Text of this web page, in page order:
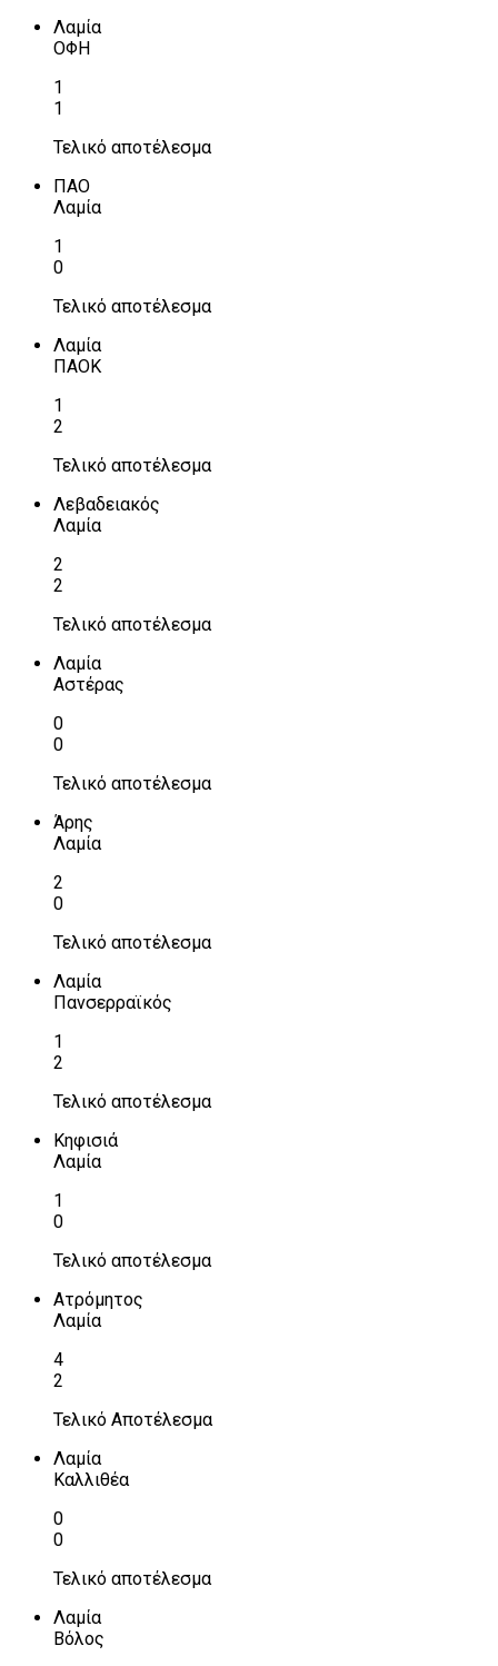
Λαμία
ΟΦΗ
1
1
Τελικό αποτέλεσμα
ΠΑΟ
Λαμία
1
0
Τελικό αποτέλεσμα
Λαμία
ΠΑΟΚ
1
2
Τελικό αποτέλεσμα
Λεβαδειακός
Λαμία
2
2
Τελικό αποτέλεσμα
Λαμία
Αστέρας
0
0
Τελικό αποτέλεσμα
Άρης
Λαμία
2
0
Τελικό αποτέλεσμα
Λαμία
Πανσερραϊκός
1
2
Τελικό αποτέλεσμα
Κηφισιά
Λαμία
1
0
Τελικό αποτέλεσμα
Ατρόμητος
Λαμία
4
2
Τελικό Αποτέλεσμα
Λαμία
Καλλιθέα
0
0
Τελικό αποτέλεσμα
Λαμία
Βόλος